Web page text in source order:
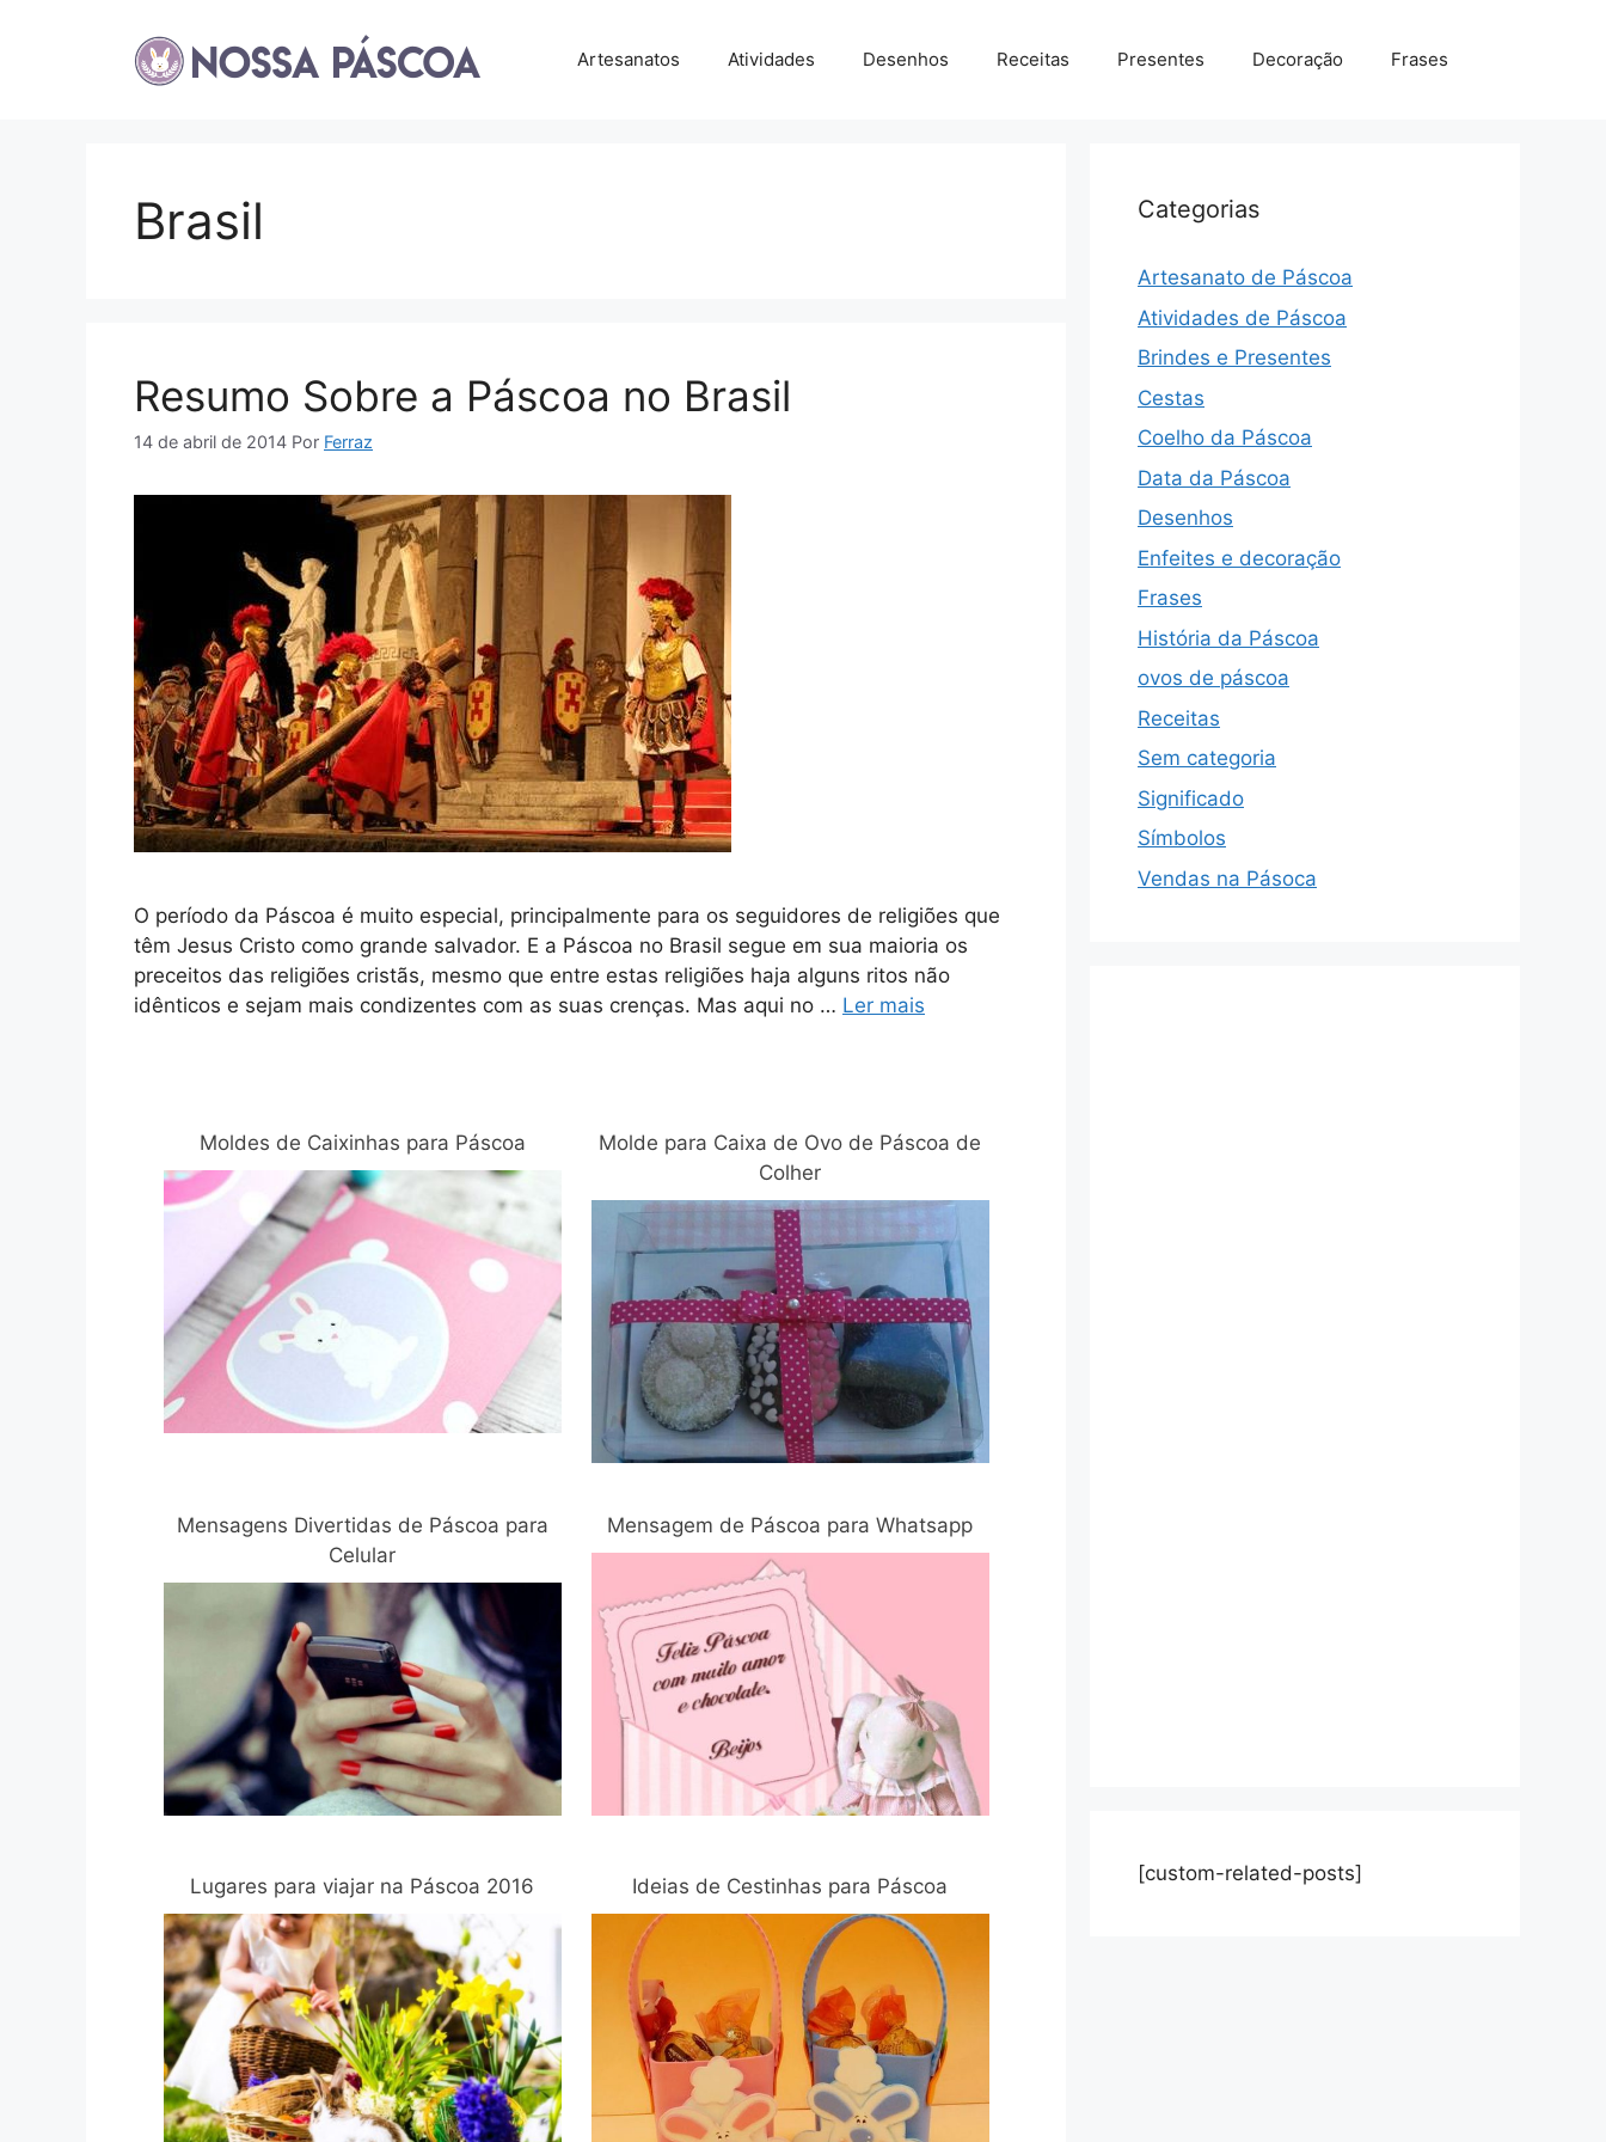
Artesanatos Atividades Desenhos Receitas Presentes Decoração Frases
Brasil
Resumo Sobre a Páscoa no Brasil
14 de abril de 2014 Por Ferraz
O período da Páscoa é muito especial, principalmente para os seguidores de religiões que
têm Jesus Cristo como grande salvador. E a Páscoa no Brasil segue em sua maioria os
preceitos das religiões cristãs, mesmo que entre estas religiões haja alguns ritos não
idênticos e sejam mais condizentes com as suas crenças. Mas aqui no … Ler mais
Moldes de Caixinhas para Páscoa
Molde para Caixa de Ovo de Páscoa de
Colher
Mensagens Divertidas de Páscoa para
Celular
Mensagem de Páscoa para Whatsapp
Lugares para viajar na Páscoa 2016 Ideias de Cestinhas para Páscoa
Categorias
Artesanato de Páscoa
Atividades de Páscoa
Brindes e Presentes
Cestas
Coelho da Páscoa
Data da Páscoa
Desenhos
Enfeites e decoração
Frases
História da Páscoa
ovos de páscoa
Receitas
Sem categoria
Significado
Símbolos
Vendas na Pásoca
[custom-related-posts]